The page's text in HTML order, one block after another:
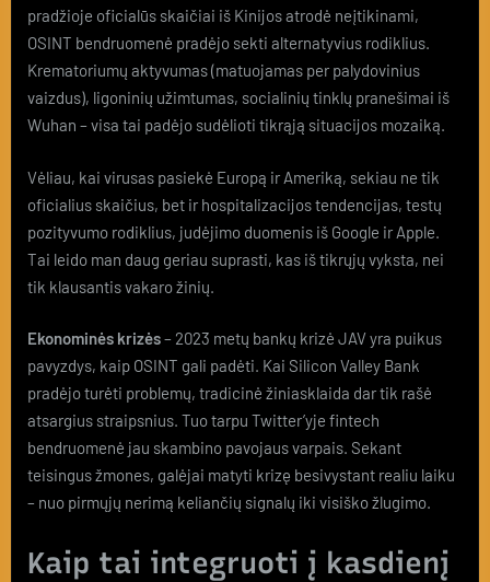
pradžioje oficialūs skaičiai iš Kinijos atrodė neįtikinami,
OSINT bendruomenė pradėjo sekti alternatyvius rodiklius.
Krematoriumų aktyvumas (matuojamas per palydovinius
vaizdus), ligoninių užimtumas, socialinių tinklų pranešimai iš
Wuhan – visa tai padėjo sudėlioti tikrąją situacijos mozaiką.
Vėliau, kai virusas pasiekė Europą ir Ameriką, sekiau ne tik
oficialius skaičius, bet ir hospitalizacijos tendencijas, testų
pozityvumo rodiklius, judėjimo duomenis iš Google ir Apple.
Tai leido man daug geriau suprasti, kas iš tikrųjų vyksta, nei
tik klausantis vakaro žinių.
Ekonominės krizės– 2023 metų bankų krizė JAV yra puikus
pavyzdys, kaip OSINT gali padėti. Kai Silicon Valley Bank
pradėjo turėti problemų, tradicinė žiniasklaida dar tik rašė
atsargius straipsnius. Tuo tarpu Twitter’yje fintech
bendruomenė jau skambino pavojaus varpais. Sekant
teisingus žmones, galėjai matyti krizę besivystant realiu laiku
– nuo pirmųjų nerimą keliančių signalų iki visiško žlugimo.
Kaip tai integruoti į kasdienį